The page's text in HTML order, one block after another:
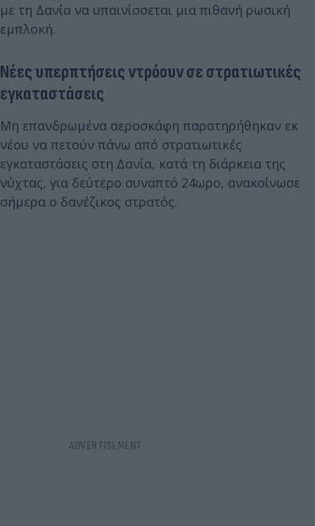
με τη Δανία να υπαινίσσεται μια πιθανή ρωσική
εμπλοκή.
Νέες υπερπτήσεις ντρόουν σε στρατιωτικές
εγκαταστάσεις
Μη επανδρωμένα αεροσκάφη παρατηρήθηκαν εκ
νέου να πετούν πάνω από στρατιωτικές
εγκαταστάσεις στη Δανία, κατά τη διάρκεια της
νύχτας, για δεύτερο συναπτό 24ωρο, ανακοίνωσε
σήμερα ο δανέζικος στρατός.